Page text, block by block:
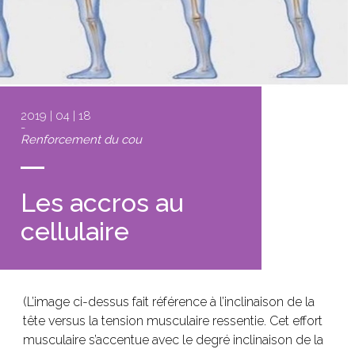
2019 | 04 | 18
-
Renforcement du cou
Les accros au
cellulaire
(L’image ci-dessus fait référence à l’inclinaison de la
tête versus la tension musculaire ressentie. Cet effort
musculaire s’accentue avec le degré inclinaison de la